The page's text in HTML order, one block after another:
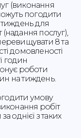
(виконання
погодити
тиждень для
(надання послуг),
8 та
домовленості
годин
роботи
на тиждень.
умову
робіт
однієї з таких